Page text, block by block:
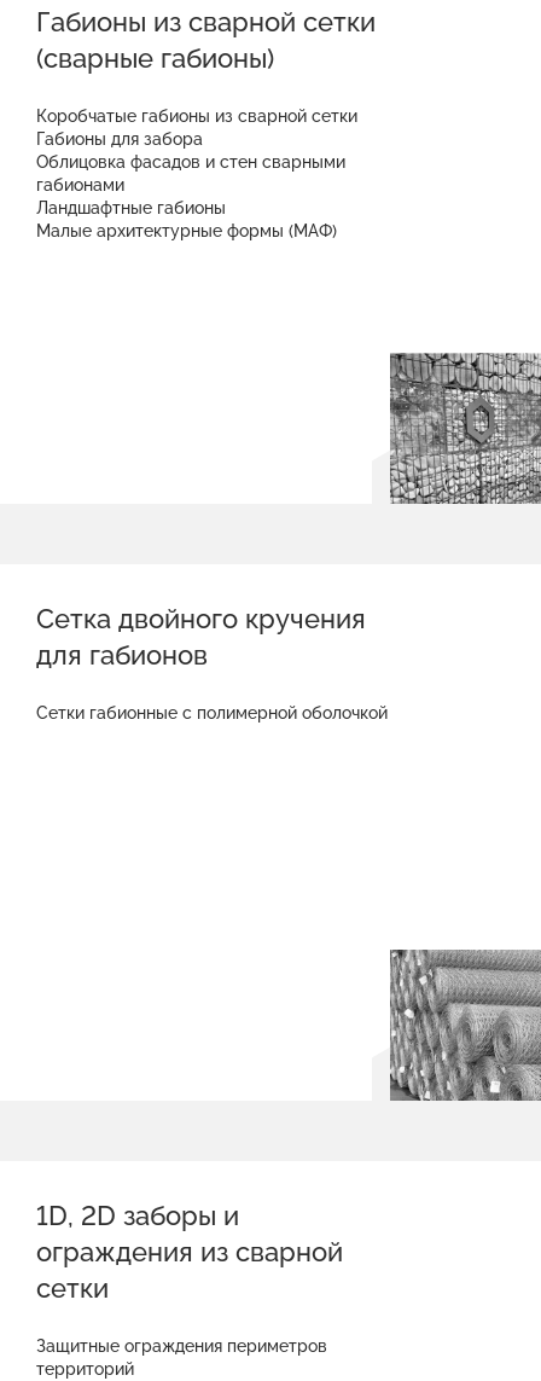
Габионы из сварной сетки
(сварные габионы)
Коробчатые габионы из сварной сетки
Габионы для забора
Облицовка фасадов и стен сварными
габионами
Ландшафтные габионы
Малые архитектурные формы (МАФ)
Сетка двойного кручения
для габионов
Сетки габионные с полимерной оболочкой
1D, 2D заборы и
ограждения из сварной
сетки
Защитные ограждения периметров
территорий